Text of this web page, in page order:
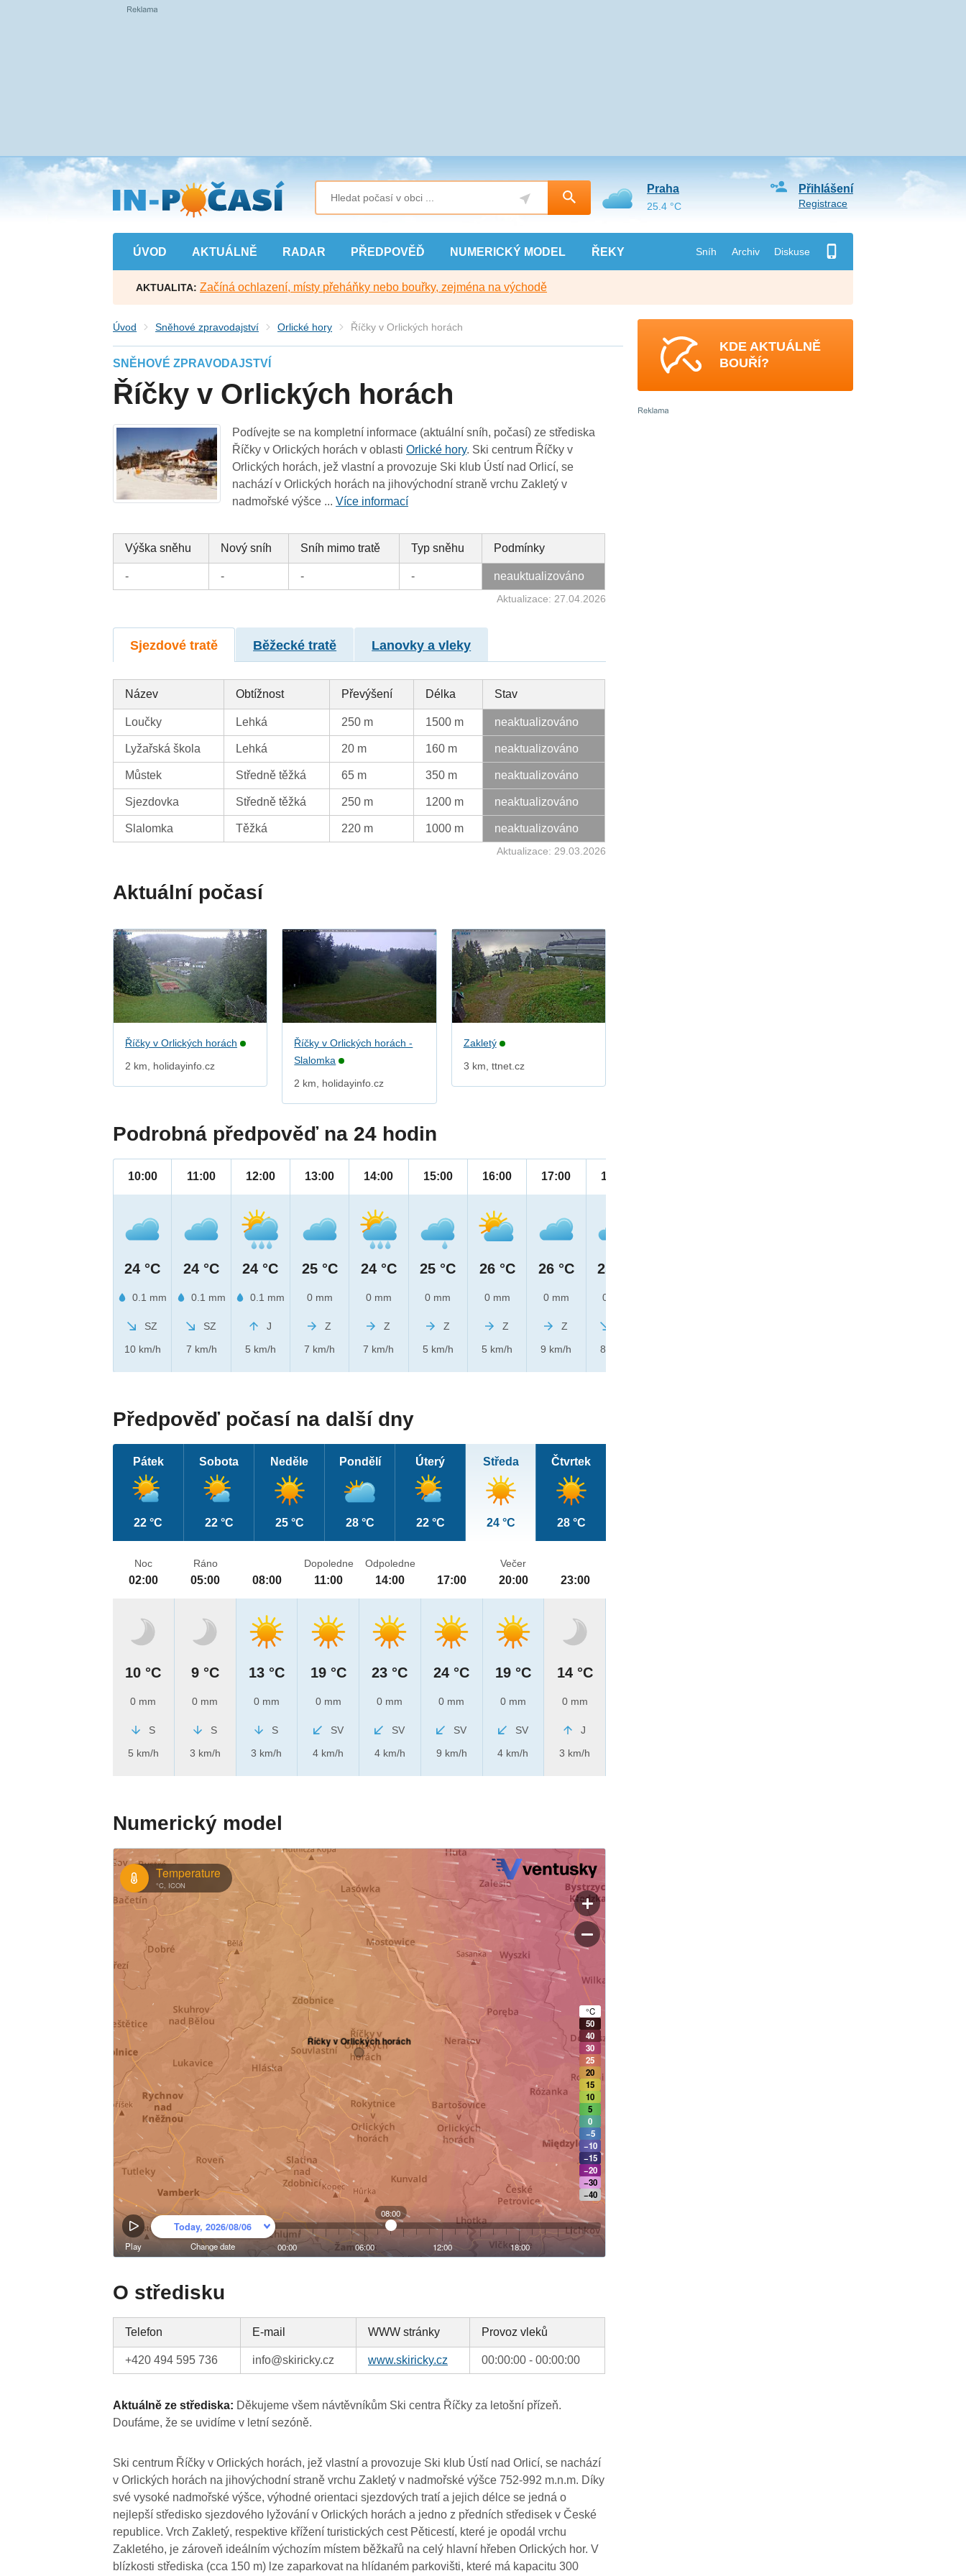
Přejít
na
hlavní
obsah
ÚVOD AKTUÁLNĚ RADAR PŘEDPOVĚĎ NUMERICKÝ MODEL ŘEKY Sníh Archiv Diskuse
Přihlášení
Registrace
Praha
25.4 °C
AKTUALITA: Začíná ochlazení, místy přeháňky nebo bouřky, zejména na východě
Úvod Sněhové zpravodajství Orlické hory Říčky v Orlických horách
SNĚHOVÉ ZPRAVODAJSTVÍ
Říčky v Orlických horách
Podívejte se na kompletní informace (aktuální sníh, počasí) ze střediska
Říčky v Orlických horách v oblastiOrlické hory. Ski centrum Říčky v
Orlických horách, jež vlastní a provozuje Ski klub Ústí nad Orlicí, se
nachází v Orlických horách na jihovýchodní straně vrchu Zakletý v
nadmořské výšce ...Více informací
Výška sněhu Nový sníh Sníh mimo tratě Typ sněhu Podmínky
- - - - neauktualizováno
Aktualizace: 27.04.2026
Sjezdové tratě Běžecké tratě Lanovky a vleky
Název Obtížnost Převýšení Délka Stav
Loučky Lehká 250 m 1500 m neaktualizováno
Lyžařská škola Lehká 20 m 160 m neaktualizováno
Můstek Středně těžká 65 m 350 m neaktualizováno
Sjezdovka Středně těžká 250 m 1200 m neaktualizováno
Slalomka Těžká 220 m 1000 m neaktualizováno
Aktualizace: 29.03.2026
Aktuální počasí
Říčky v Orlických horách
2 km, holidayinfo.cz
Říčky v Orlických horách -
Slalomka
2 km, holidayinfo.cz
Zakletý
3 km, ttnet.cz
Podrobná předpověď na 24 hodin
10:00
24 °C
0.1 mm
SZ
10 km/h
11:00
24 °C
0.1 mm
SZ
7 km/h
12:00
24 °C
0.1 mm
J
5 km/h
13:00
25 °C
0 mm
Z
7 km/h
14:00
24 °C
0 mm
Z
7 km/h
15:00
25 °C
0 mm
Z
5 km/h
16:00
26 °C
0 mm
Z
5 km/h
17:00
26 °C
0 mm
Z
9 km/h
18:00
25 °C
0 mm
8 km/h
Předpověď počasí na další dny
Pátek
22 °C
Sobota
22 °C
Neděle
25 °C
Pondělí
28 °C
Úterý
22 °C
Středa
24 °C
Čtvrtek
28 °C
Noc
02:00
10 °C
0 mm
S
5 km/h
Ráno
05:00
9 °C
0 mm
S
3 km/h
08:00
13 °C
0 mm
S
3 km/h
Dopoledne
11:00
19 °C
0 mm
SV
4 km/h
Odpoledne
14:00
23 °C
0 mm
SV
4 km/h
17:00
24 °C
0 mm
SV
9 km/h
Večer
20:00
19 °C
0 mm
SV
4 km/h
23:00
14 °C
0 mm
J
3 km/h
Numerický model
O středisku
Telefon E-mail WWW stránky Provoz vleků
+420 494 595 736 info@skiricky.cz www.skiricky.cz 00:00:00 - 00:00:00
Aktuálně ze střediska: Děkujeme všem návtěvníkům Ski centra Říčky za letošní přízeň.
Doufáme, že se uvidíme v letní sezóně.
Ski centrum Říčky v Orlických horách, jež vlastní a provozuje Ski klub Ústí nad Orlicí, se nachází
v Orlických horách na jihovýchodní straně vrchu Zakletý v nadmořské výšce 752-992 m.n.m. Díky
své vysoké nadmořské výšce, výhodné orientaci sjezdových tratí a jejich délce se jedná o
nejlepší středisko sjezdového lyžování v Orlických horách a jedno z předních středisek v České
republice. Vrch Zakletý, respektive křížení turistických cest Pěticestí, které je opodál vrchu
Zakletého, je zároveň ideálním výchozím místem běžkařů na celý hlavní hřeben Orlických hor. V
blízkosti střediska (cca 150 m) lze zaparkovat na hlídaném parkovišti, které má kapacitu 300
KDE AKTUÁLNĚ
BOUŘÍ?